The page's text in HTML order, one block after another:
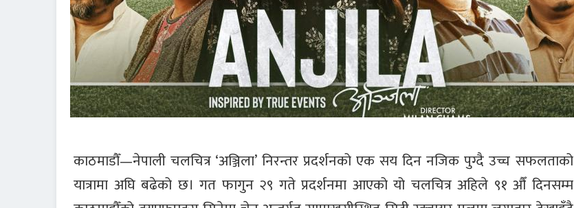
काठमाडौँ—नेपाली चलचित्र ‘अञ्जिला’ निरन्तर प्रदर्शनको एक सय दिन नजिक पुग्दै उच्च सफलताको
यात्रामा अघि बढेको छ। गत फागुन २९ गते प्रदर्शनमा आएको यो चलचित्र अहिले ९१ औँ दिनसम्म